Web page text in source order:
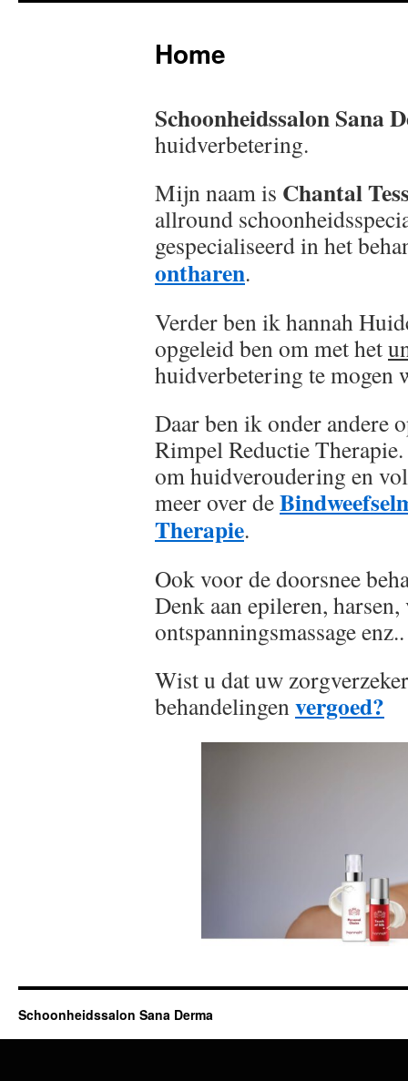
Home
Schoonheidssalon Sana
huidverbetering.
Mijn naam is Chantal
allround
gespecialiseerd in het
ontharen.
Verder ben ik hannah
opgeleid ben om met het
huidverbetering te mogen
Daar ben ik onder andere
Rimpel Reductie
om huidveroudering en
meer over de
Therapie.
Ook voor de doorsnee
Denk aan epileren,
ontspanningsmassage enz..
Wist u dat uw
behandelingenvergoed?
Schoonheidssalon Sana Derma